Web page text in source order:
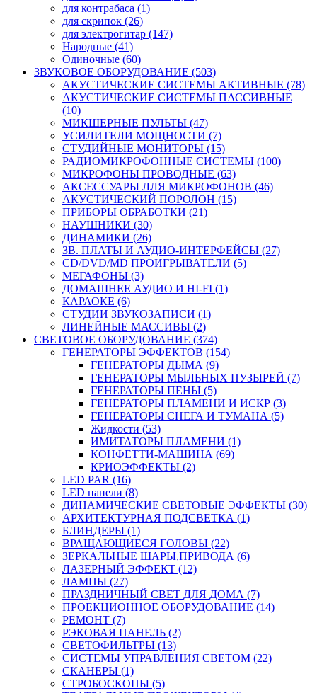
для контрабаса (1)
для скрипок (26)
для электрогитар (147)
Народные (41)
Одиночные (60)
ЗВУКОВОЕ ОБОРУДОВАНИЕ (503)
АКУСТИЧЕСКИЕ СИСТЕМЫ АКТИВНЫЕ (78)
АКУСТИЧЕСКИЕ СИСТЕМЫ ПАССИВНЫЕ
(10)
МИКШЕРНЫЕ ПУЛЬТЫ (47)
УСИЛИТЕЛИ МОЩНОСТИ (7)
СТУДИЙНЫЕ МОНИТОРЫ (15)
РАДИОМИКРОФОННЫЕ СИСТЕМЫ (100)
МИКРОФОНЫ ПРОВОДНЫЕ (63)
АКСЕССУАРЫ ЛЛЯ МИКРОФОНОВ (46)
АКУСТИЧЕСКИЙ ПОРОЛОН (15)
ПРИБОРЫ ОБРАБОТКИ (21)
НАУШНИКИ (30)
ДИНАМИКИ (26)
ЗВ. ПЛАТЫ И АУДИО-ИНТЕРФЕЙСЫ (27)
CD/DVD/MD ПРОИГРЫВАТЕЛИ (5)
МЕГАФОНЫ (3)
ДОМАШНЕЕ АУДИО И HI-FI (1)
КАРАОКЕ (6)
СТУДИИ ЗВУКОЗАПИСИ (1)
ЛИНЕЙНЫЕ МАССИВЫ (2)
СВЕТОВОЕ ОБОРУДОВАНИЕ (374)
ГЕНЕРАТОРЫ ЭФФЕКТОВ (154)
ГЕНЕРАТОРЫ ДЫМА (9)
ГЕНЕРАТОРЫ МЫЛЬНЫХ ПУЗЫРЕЙ (7)
ГЕНЕРАТОРЫ ПЕНЫ (5)
ГЕНЕРАТОРЫ ПЛАМЕНИ И ИСКР (3)
ГЕНЕРАТОРЫ СНЕГА И ТУМАНА (5)
Жидкости (53)
ИМИТАТОРЫ ПЛАМЕНИ (1)
КОНФЕТТИ-МАШИНА (69)
КРИОЭФФЕКТЫ (2)
LED PAR (16)
LED панели (8)
ДИНАМИЧЕСКИЕ СВЕТОВЫЕ ЭФФЕКТЫ (30)
АРХИТЕКТУРНАЯ ПОДСВЕТКА (1)
БЛИНДЕРЫ (1)
ВРАЩАЮЩИЕСЯ ГОЛОВЫ (22)
ЗЕРКАЛЬНЫЕ ШАРЫ,ПРИВОДА (6)
ЛАЗЕРНЫЙ ЭФФЕКТ (12)
ЛАМПЫ (27)
ПРАЗДНИЧНЫЙ СВЕТ ДЛЯ ДОМА (7)
ПРОЕКЦИОННОЕ ОБОРУДОВАНИЕ (14)
РЕМОНТ (7)
РЭКОВАЯ ПАНЕЛЬ (2)
СВЕТОФИЛЬТРЫ (13)
СИСТЕМЫ УПРАВЛЕНИЯ СВЕТОМ (22)
СКАНЕРЫ (1)
СТРОБОСКОПЫ (5)